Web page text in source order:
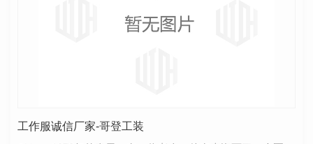
工作服诚信厂家-哥登工装